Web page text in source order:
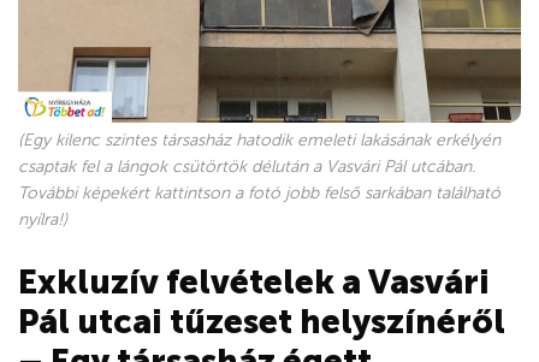
(Egy kilenc szintes társasház hatodik emeleti lakásának erkélyén
csaptak fel a lángok csütörtök délután a Vasvári Pál utcában.
További képekért kattintson a fotó jobb felső sarkában található
nyílra!)
Exkluzív felvételek a Vasvári
Pál utcai tűzeset helyszínéről